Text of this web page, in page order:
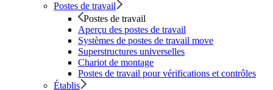
Postes de travail
Postes de travail
Aperçu des postes de travail
Systèmes de postes de travail move
Superstructures universelles
Chariot de montage
Postes de travail pour vérifications et contrôles
Établis